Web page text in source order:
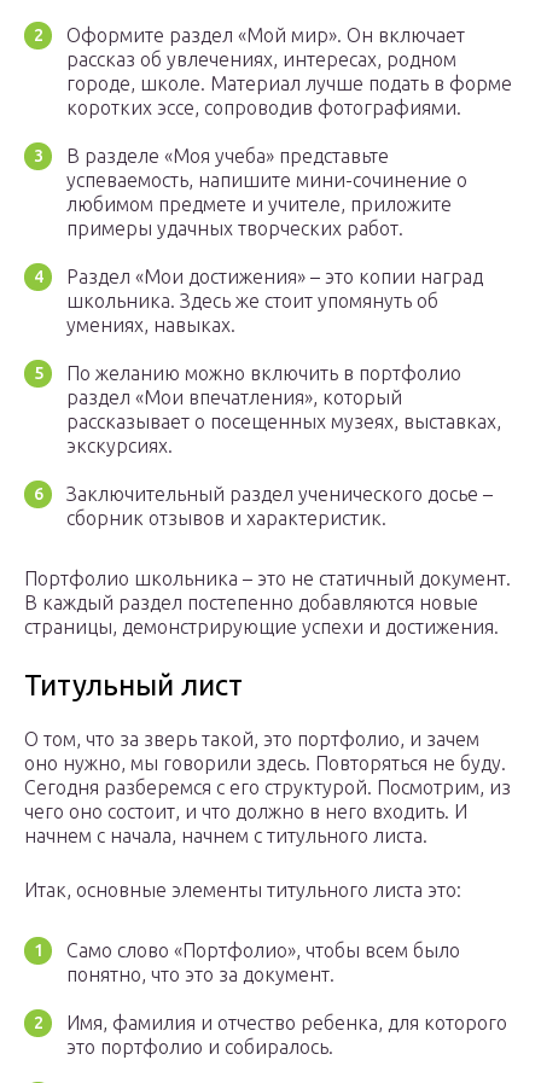
Оформите раздел «Мой мир». Он включает
рассказ об увлечениях, интересах, родном
городе, школе. Материал лучше подать в форме
коротких эссе, сопроводив фотографиями.
В разделе «Моя учеба» представьте
успеваемость, напишите мини-сочинение о
любимом предмете и учителе, приложите
примеры удачных творческих работ.
Раздел «Мои достижения» – это копии наград
школьника. Здесь же стоит упомянуть об
умениях, навыках.
По желанию можно включить в портфолио
раздел «Мои впечатления», который
рассказывает о посещенных музеях, выставках,
экскурсиях.
Заключительный раздел ученического досье –
сборник отзывов и характеристик.
Портфолио школьника – это не статичный документ.
В каждый раздел постепенно добавляются новые
страницы, демонстрирующие успехи и достижения.
Титульный лист
О том, что за зверь такой, это портфолио, и зачем
оно нужно, мы говорили здесь. Повторяться не буду.
Сегодня разберемся с его структурой. Посмотрим, из
чего оно состоит, и что должно в него входить. И
начнем с начала, начнем с титульного листа.
Итак, основные элементы титульного листа это:
Само слово «Портфолио», чтобы всем было
понятно, что это за документ.
Имя, фамилия и отчество ребенка, для которого
это портфолио и собиралось.